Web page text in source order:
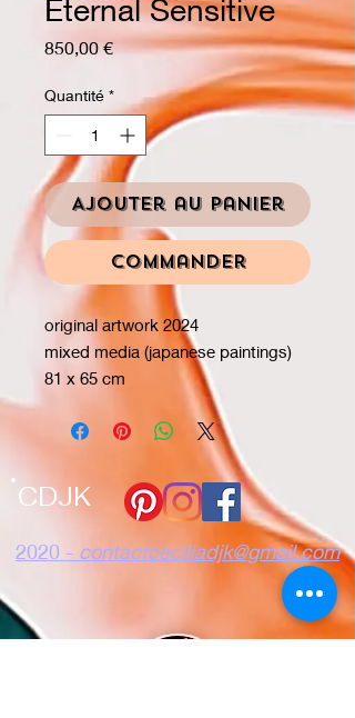
Eternal Sensitive
850,00 €Prix
Quantité *
Ajouter au panier
Commander
original artwork 2024
mixed media (japanese paintings)
81 x 65 cm
2020 - contactceciliadjk@gmail.com
CDJK